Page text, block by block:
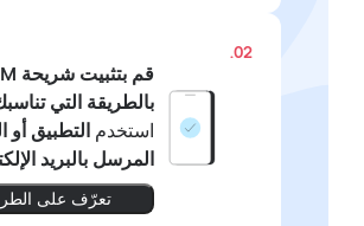
قم بتثبيت شريحة eSIM
بالطريقة التي تناسبك.
استخدمالتطبيق أو الدليل
المرسل بالبريد الإلكتروني.
تعرّف على الطرق